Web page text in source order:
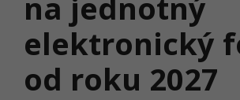
elektronický
od roku 2027